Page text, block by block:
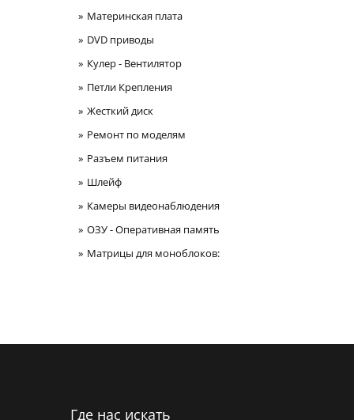
Материнская плата
DVD приводы
Кулер - Вентилятор
Петли Крепления
Жесткий диск
Ремонт по моделям
Разъем питания
Шлейф
Камеры видеонаблюдения
ОЗУ - Оперативная память
Матрицы для моноблоков:
Где нас искать